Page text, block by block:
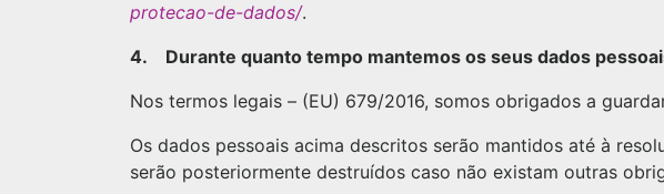
protecao-de-dados/.
4. Durante quanto tempo mantemos os seus dados
Nos termos legais – (EU) 679/2016, somos obrigados a
Os dados pessoais acima descritos serão mantidos até à
serão posteriormente destruídos caso não existam outras